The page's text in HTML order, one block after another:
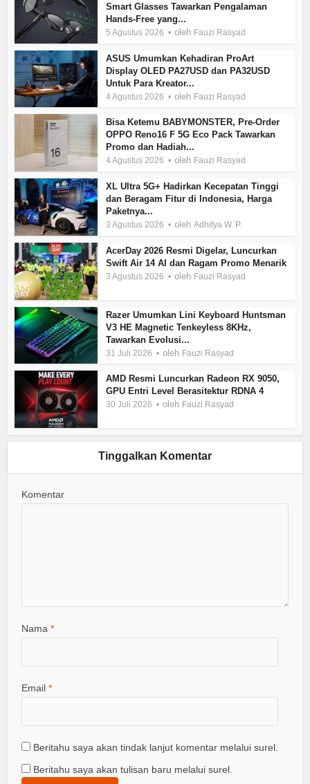
Smart Glasses Tawarkan Pengalaman
Hands-Free yang...
5 Agustus 2026 oleh Fauzi Rasyad
ASUS Umumkan Kehadiran ProArt
Display OLED PA27USD dan PA32USD
Untuk Para Kreator...
4 Agustus 2026 oleh Fauzi Rasyad
Bisa Ketemu BABYMONSTER, Pre-Order
OPPO Reno16 F 5G Eco Pack Tawarkan
Promo dan Hadiah...
4 Agustus 2026 oleh Fauzi Rasyad
XL Ultra 5G+ Hadirkan Kecepatan Tinggi
dan Beragam Fitur di Indonesia, Harga
Paketnya...
3 Agustus 2026 olehAdhitya W. P.
AcerDay 2026 Resmi Digelar, Luncurkan
Swift Air 14 AI dan Ragam Promo Menarik
3 Agustus 2026 oleh Fauzi Rasyad
Razer Umumkan Lini Keyboard Huntsman
V3 HE Magnetic Tenkeyless 8KHz,
Tawarkan Evolusi...
31 Juli 2026 oleh Fauzi Rasyad
AMD Resmi Luncurkan Radeon RX 9050,
GPU Entri Level Berasitektur RDNA 4
30 Juli 2026 oleh Fauzi Rasyad
Tinggalkan Komentar
Komentar
Nama*
Email*
Beritahu saya akan tindak lanjut komentar melalui surel.
Beritahu saya akan tulisan baru melalui surel.